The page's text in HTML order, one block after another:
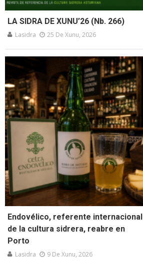
LA SIDRA DE XUNU’26 (Nb. 266)
Lasidra 25 De Xunu, 2026
Endovélico, referente internacional
de la cultura sidrera, reabre en
Porto
Lasidra 9 De Xunu, 2026